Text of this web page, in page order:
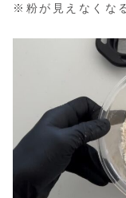
※粉が見えなくな